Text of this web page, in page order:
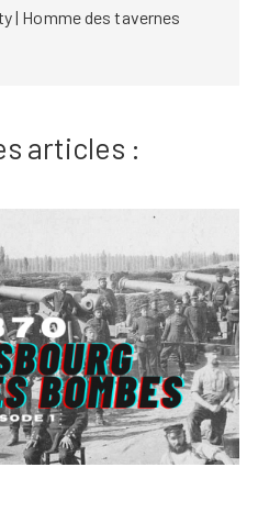
| Homme des tavernes
articles :